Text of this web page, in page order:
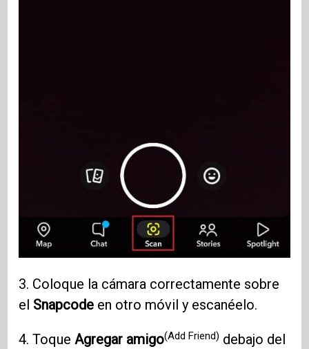
3. Coloque la cámara correctamente sobre
el Snapcode en otro móvil y escanéelo.
4. ToqueAgregar amigo(Add Friend) debajo del